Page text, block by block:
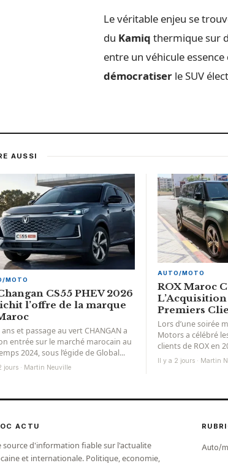
Le véritable enjeu se
du Kamiq thermique sur
entre un véhicule
démocratiser le SUV
AUSSI
MOTO
CS55 PHEV 2026
l’offre de la marque
et passage au vert CHANGAN a
entrée sur le marché marocain au
2024, sous l’égide de Global...
jours · Martin Neuville
AUTO/MOTO
ROX Maroc
L’Acquisition
Premiers
Lors d’une soirée
Motors a célébré
clients de ROX en
ambassadeurs de
Il y a 2 jours · Martin
ACTU
source d'information fiable sur l'actualite
et internationale. Politique, economie,
Auto/